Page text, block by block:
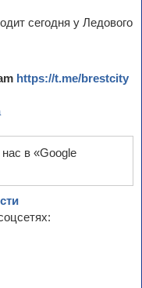
https://t.me/brestcity
в «Google